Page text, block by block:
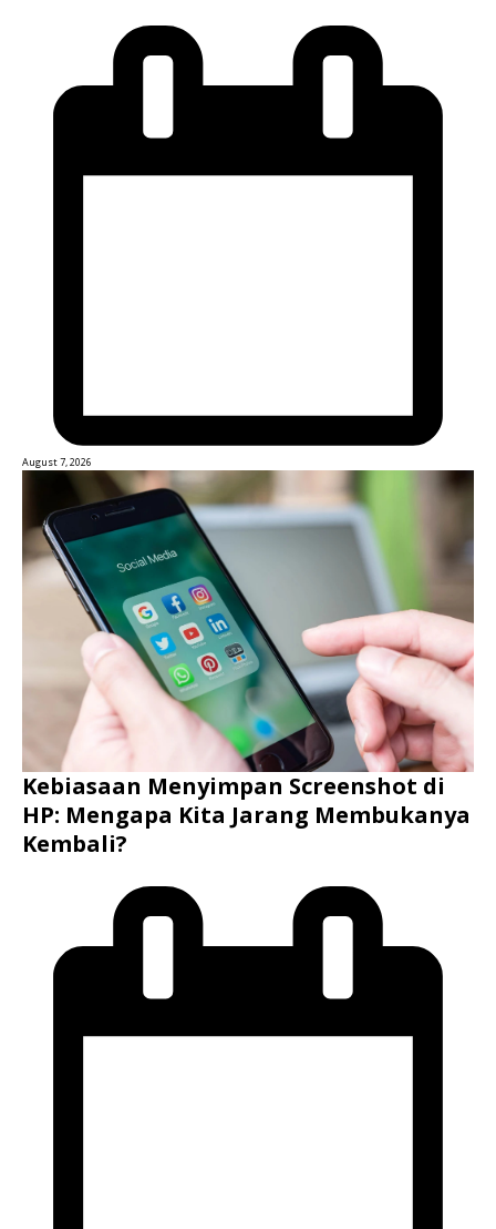
August 7, 2026
Kebiasaan Menyimpan Screenshot di
HP: Mengapa Kita Jarang Membukanya
Kembali?